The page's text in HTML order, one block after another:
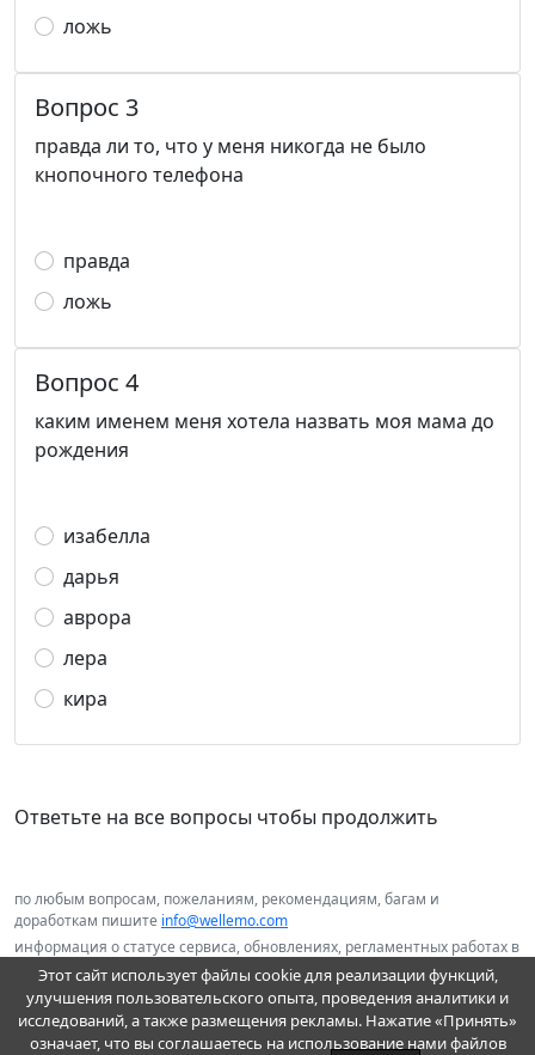
ложь
Вопрос 3
правда ли то, что у меня никогда не было
кнопочного телефона
правда
ложь
Вопрос 4
каким именем меня хотела назвать моя мама до
рождения
изабелла
дарья
аврора
лера
кира
Ответьте на все вопросы чтобы продолжить
по любым вопросам, пожеланиям, рекомендациям, багам и
доработкам пишите info@wellemo.com
информация о статусе сервиса, обновлениях, регламентных работах в
нашем telegram канале@wellemo
Пользовательское соглашение и оферта
Этот сайт использует файлы cookie для реализации функций,
улучшения пользовательского опыта, проведения аналитики и
исследований, а также размещения рекламы. Нажатие «Принять»
означает, что вы соглашаетесь на использование нами файлов